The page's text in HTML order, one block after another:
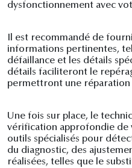
dysfonctionnement avec
Il est recommandé de
informations pertinentes,
défaillance et les détails
détails faciliteront le
permettront une réparation
Une fois sur place, le
vérification approfondie de
outils spécialisés pour
du diagnostic, des
réalisées, telles que le